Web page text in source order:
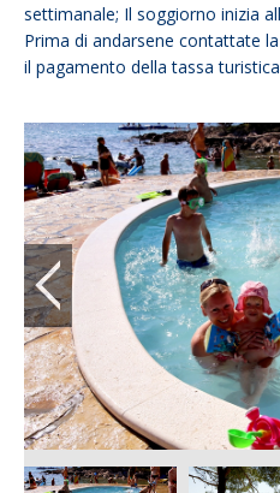
settimanale; Il soggiorno inizia
Prima di andarsene contattate
il pagamento della tassa